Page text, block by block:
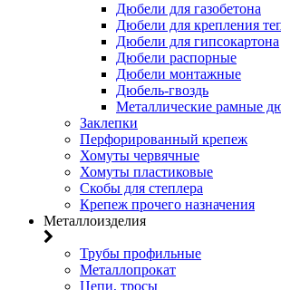
Дюбели для газобетона
Дюбели для крепления
Дюбели для гипсокартона
Дюбели распорные
Дюбели монтажные
Дюбель-гвоздь
Металлические рамные
Заклепки
Перфорированный крепеж
Хомуты червячные
Хомуты пластиковые
Скобы для степлера
Крепеж прочего назначения
Металлоизделия
Трубы профильные
Металлопрокат
Цепи, тросы